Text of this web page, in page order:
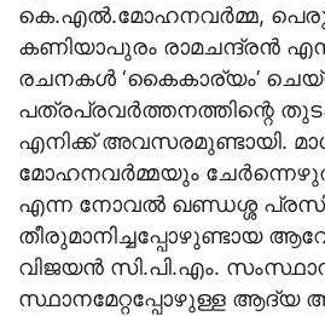
കെ.എല്‍.മോഹനവര്‍മ്മ,
കണിയാപുരം രാമചന്ദ്രന്‍
രചനകള്‍ ‘കൈകാര്യം’
പത്രപ്രവര്‍ത്തനത്തിന്റെ
എനിക്ക് അവസരമുണ്ടായി.
മോഹനവര്‍മ്മയും
എന്ന നോവല്‍ ഖണ്ഡശ്ശ
തീരുമാനിച്ചപ്പോഴുണ്ടായ
വിജയന്‍ സി.പി.എം.
സ്ഥാനമേറ്റപ്പോഴുള്ള ആദ്യ